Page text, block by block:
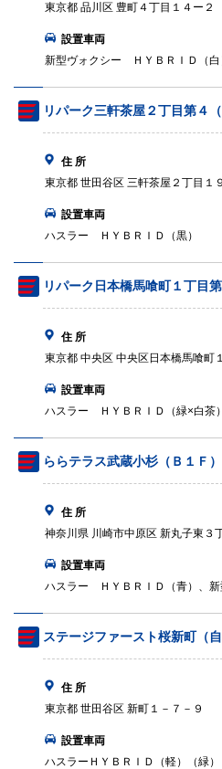
東京都 品川区 豊町４丁目１４ー２
設置車両
新型ヴォクシー ＨＹＢＲＩＤ（
リパーク三軒茶屋２丁目第４（
住 所
東京都 世田谷区 三軒茶屋２丁目１
設置車両
ハスラー ＨＹＢＲＩＤ（黒）
リパーク日本橋馬喰町１丁目
住 所
東京都 中央区 中央区日本橋馬喰町
設置車両
ハスラー ＨＹＢＲＩＤ（緑×白茶）
ららテラス武蔵小杉（Ｂ１Ｆ）
住 所
神奈川県 川崎市中原区 新丸子東３
設置車両
ハスラー ＨＹＢＲＩＤ（青）、
ステージファースト桜新町（自
住 所
東京都 世田谷区 新町１－７－９
設置車両
ハスラーＨＹＢＲＩＤ（軽）（緑）